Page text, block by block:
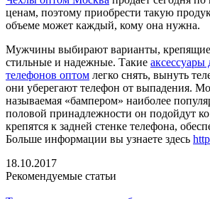
ценам, поэтому приобрести такую
объеме может каждый, кому она нужна.
Мужчины выбирают варианты,
стильные и надежные. Такие
телефонов оптом легко снять, вынуть
они уберегают телефон от выпадения.
называемая «бампером» наиболее
половой принадлежности он подойдут
крепятся к задней стенке телефона,
Больше информации вы узнаете здесь
18.10.2017
Рекомендуемые статьи